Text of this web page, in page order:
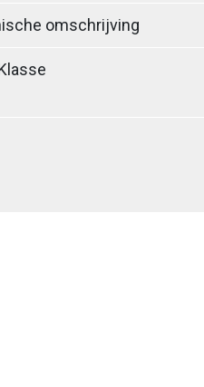
omschrijving